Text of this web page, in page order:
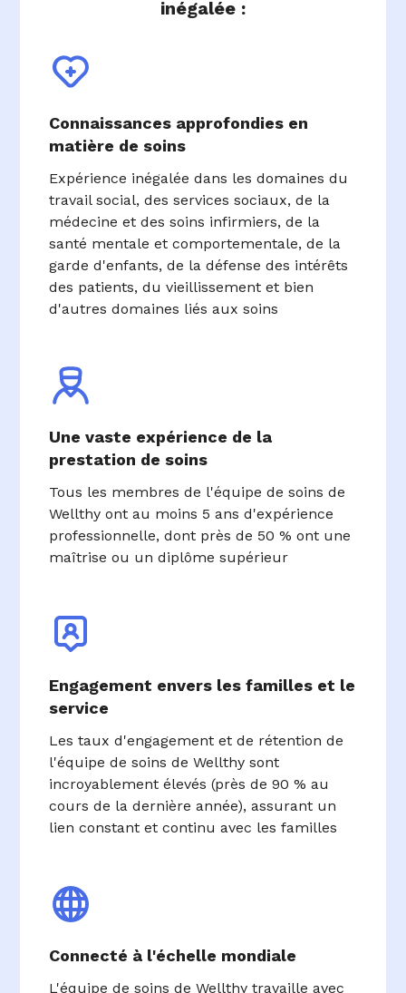
inégalée :
Connaissances approfondies en
matière de soins
Expérience inégalée dans les domaines du
travail social, des services sociaux, de la
médecine et des soins infirmiers, de la
santé mentale et comportementale, de la
garde d'enfants, de la défense des intérêts
des patients, du vieillissement et bien
d'autres domaines liés aux soins
Une vaste expérience de la
prestation de soins
Tous les membres de l'équipe de soins de
Wellthy ont au moins 5 ans d'expérience
professionnelle, dont près de 50 % ont une
maîtrise ou un diplôme supérieur
Engagement envers les familles et le
service
Les taux d'engagement et de rétention de
l'équipe de soins de Wellthy sont
incroyablement élevés (près de 90 % au
cours de la dernière année), assurant un
lien constant et continu avec les familles
Connecté à l'échelle mondiale
L'équipe de soins de Wellthy travaille avec